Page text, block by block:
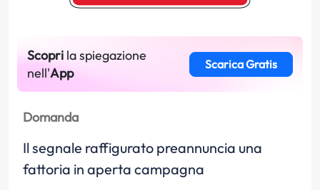
Scopri la spiegazione
nell'App
Scarica Gratis
Domanda
Il segnale raffigurato preannuncia una
fattoria in aperta campagna